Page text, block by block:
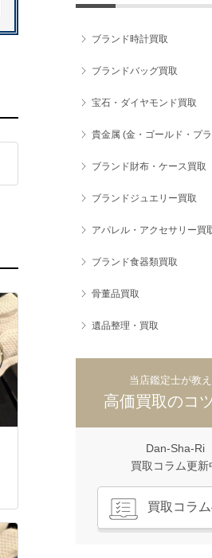
ブランド時計買取
ブランドバッグ買取
宝石・ダイヤモンド買取
貴金属 (金・ゴールド・プ
ブランド財布・ケース買取
ブランドジュエリー買取
アパレル・アクセサリー買
ブランド食器類買取
骨董品買取
遺品整理・買取
当店鑑定士が教
高価買取のコ
Dan-Sha-Ri
買取コラム更新
買取コラ